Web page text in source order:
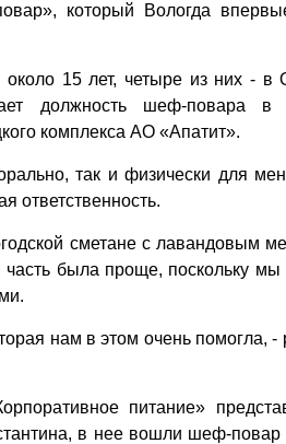
который Вологда
около 15 лет, четыре из них -
должность шеф-повара в
комплекса АО «Апатит».
так и физически для
ответственность.
сметане с лавандовым
была проще, поскольку мы
нам в этом очень помогла, -
питание»
в нее вошли шеф-